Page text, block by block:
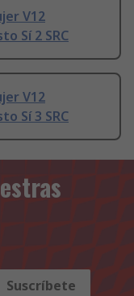
V12
Sí 2 SRC
V12
Sí 3 SRC
Suscríbete